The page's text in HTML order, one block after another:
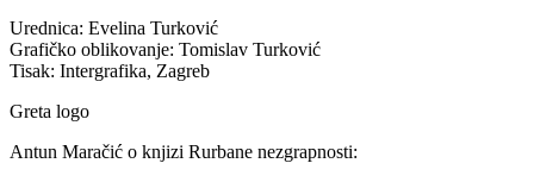
Urednica: Evelina Turković
Grafičko oblikovanje: Tomislav Turković
Tisak: Intergrafika, Zagreb
Greta logo
Antun Maračić o knjizi Rurbane nezgrapnosti: